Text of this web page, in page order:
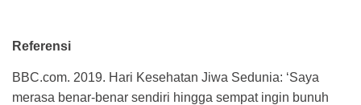
Referensi
BBC.com. 2019. Hari Kesehatan Jiwa Sedunia: ‘Saya
merasa benar-benar sendiri hingga sempat ingin bunuh